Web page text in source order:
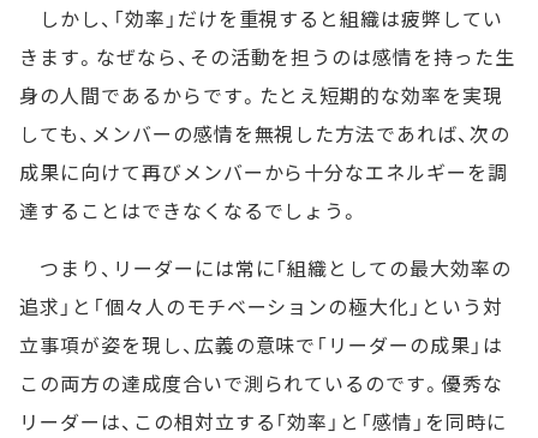
しかし、「効率」だけを重視すると組織は疲弊してい
きます。なぜなら、その活動を担うのは感情を持った生
身の人間であるからです。たとえ短期的な効率を実現
しても、メンバーの感情を無視した方法であれば、次の
成果に向けて再びメンバーから十分なエネルギーを調
達することはできなくなるでしょう。
つまり、リーダーには常に「組織としての最大効率の
追求」と「個々人のモチベーションの極大化」という対
立事項が姿を現し、広義の意味で「リーダーの成果」は
この両方の達成度合いで測られているのです。優秀な
リーダーは、この相対立する「効率」と「感情」を同時に